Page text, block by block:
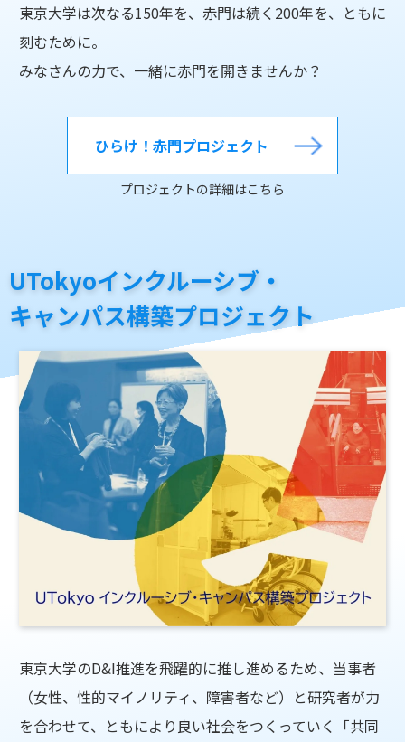
東京大学は次なる150年を、赤門は続く200年を、ともに
刻むために。
みなさんの力で、一緒に赤門を開きませんか？
ひらけ！赤門プロジェクト
プロジェクトの詳細はこちら
UTokyoインクルーシブ・
キャンパス構築プロジェクト
東京大学のD&I推進を飛躍的に推し進めるため、当事者
（女性、性的マイノリティ、障害者など）と研究者が力
を合わせて、ともにより良い社会をつくっていく「共同